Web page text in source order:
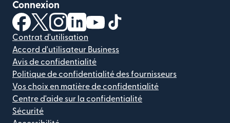
Connexion
(s'ouvre dans une nouvelle fenêtre)
(s'ouvre dans une nouvelle fenêtre)
(s'ouvre dans une nouvelle fenêtre)
(s'ouvre dans une nouvelle fenêtre)
(s'ouvre dans une nouvelle
Contrat d'utilisation
Accord d'utilisateur Business
Avis de confidentialité
Politique de confidentialité des fournisseurs
Vos choix en matière de confidentialité
Centre d'aide sur la confidentialité
Sécurité